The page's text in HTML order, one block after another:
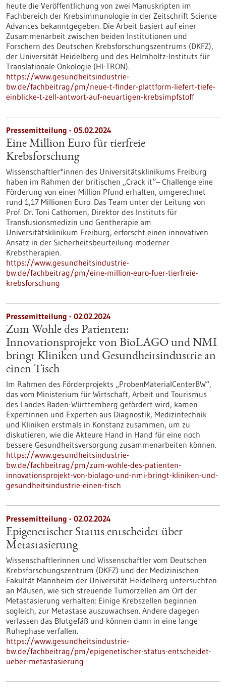
heute die Veröffentlichung von zwei Manuskripten im
Fachbereich der Krebsimmunologie in der Zeitschrift Science
Advances bekanntgegeben. Die Arbeit basiert auf einer
Zusammenarbeit zwischen beiden Institutionen und
Forschern des Deutschen Krebsforschungszentrums (DKFZ),
der Universität Heidelberg und des Helmholtz-Instituts für
Translationale Onkologie (HI-TRON).
https://www.gesundheitsindustrie-
bw.de/fachbeitrag/pm/neue-t-finder-plattform-liefert-tiefe-
einblicke-t-zell-antwort-auf-neuartigen-krebsimpfstoff
Pressemitteilung - 05.02.2024
Eine Million Euro für tierfreie
Krebsforschung
Wissenschaftler*innen des Universitätsklinikums Freiburg
haben im Rahmen der britischen „Crack it“– Challenge eine
Förderung von einer Million Pfund erhalten, umgerechnet
rund 1,17 Millionen Euro. Das Team unter der Leitung von
Prof. Dr. Toni Cathomen, Direktor des Instituts für
Transfusionsmedizin und Gentherapie am
Universitätsklinikum Freiburg, erforscht einen innovativen
Ansatz in der Sicherheitsbeurteilung moderner
Krebstherapien.
https://www.gesundheitsindustrie-
bw.de/fachbeitrag/pm/eine-million-euro-fuer-tierfreie-
krebsforschung
Pressemitteilung - 02.02.2024
Zum Wohle des Patienten:
Innovationsprojekt von BioLAGO und NMI
bringt Kliniken und Gesundheitsindustrie an
einen Tisch
Im Rahmen des Förderprojekts „ProbenMaterialCenterBW“,
das vom Ministerium für Wirtschaft, Arbeit und Tourismus
des Landes Baden-Württemberg gefördert wird, kamen
Expertinnen und Experten aus Diagnostik, Medizintechnik
und Kliniken erstmals in Konstanz zusammen, um zu
diskutieren, wie die Akteure Hand in Hand für eine noch
bessere Gesundheitsversorgung zusammenarbeiten können.
https://www.gesundheitsindustrie-
bw.de/fachbeitrag/pm/zum-wohle-des-patienten-
innovationsprojekt-von-biolago-und-nmi-bringt-kliniken-und-
gesundheitsindustrie-einen-tisch
Pressemitteilung - 02.02.2024
Epigenetischer Status entscheidet über
Metastasierung
Wissenschaftlerinnen und Wissenschaftler vom Deutschen
Krebsforschungszentrum (DKFZ) und der Medizinischen
Fakultät Mannheim der Universität Heidelberg untersuchten
an Mäusen, wie sich streuende Tumorzellen am Ort der
Metastasierung verhalten: Einige Krebszellen beginnen
sogleich, zur Metastase auszuwachsen. Andere dagegen
verlassen das Blutgefäß und können dann in eine lange
Ruhephase verfallen.
https://www.gesundheitsindustrie-
bw.de/fachbeitrag/pm/epigenetischer-status-entscheidet-
ueber-metastasierung